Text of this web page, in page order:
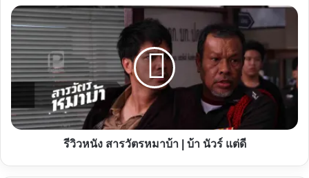
กิน
คน
รีวิว
หนัง
สารวัตร
หมาบ้า
|
นัว
ดี
รีวิวหนัง สารวัตรหมาบ้า | บ้า นัวร์ แต่ดี